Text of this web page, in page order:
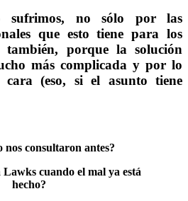
sufrimos, no sólo por las
que esto tiene para los
también, porque la solución
más complicada y por lo
cara (eso, si el asunto tiene
nos consultaron antes?
Lawks cuando el mal ya está
hecho?